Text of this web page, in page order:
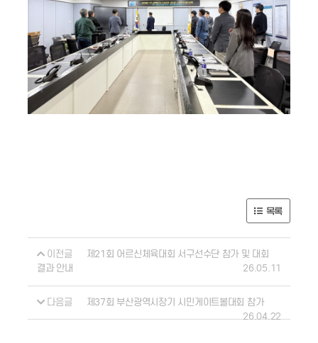
목록
이전글
제21회 어르신체육대회 서구선수단 참가 및 대회
결과 안내
26.05.11
다음글
제37회 부산광역시장기 시민게이트볼대회 참가
26.04.22